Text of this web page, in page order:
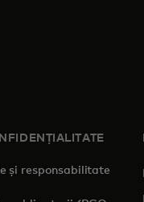
și responsabilitate